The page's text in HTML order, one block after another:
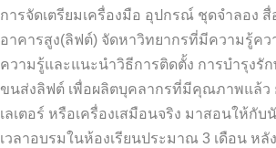
การจัดเตรียมเครื่องมือ อุปกรณ์ ชุดจำลอง
อาคารสูง(ลิฟต์) จัดหาวิทยากรที่มีความรู้ค
ความรู้และแนะนำวิธีการติดตั้ง การบำรุงรั
ขนส่งลิฟต์ เพื่อผลิตบุคลากรที่มีคุณภาพแล้ว
เลเตอร์ หรือเครื่องเสมือนจริง มาสอนให้กับ
เวลาอบรมในห้องเรียนประมาณ 3 เดือน ห